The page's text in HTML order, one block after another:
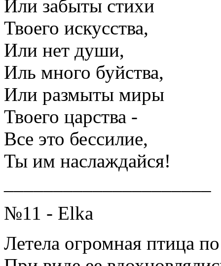
Или забыты стихи
Твоего искусства,
Или нет души,
Иль много буйства,
Или размыты миры
Твоего царства -
Все это бессилие,
Ты им наслаждайся!
№11 - Elka
Летела огромная птица по